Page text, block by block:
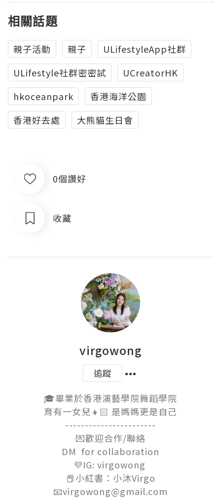
相關話題
親子活動 親子
ULifestyleApp社群
ULifestyle社群密密試
UCreatorHK
hkoceanpark
香港海洋公園
香港好去處
大熊貓生日會
0個讚好
收藏
virgowong
追蹤
🎓畢業於香港演藝學院舞蹈學院
育有一女兒👧🏻 是媽媽更是自己
-----------------------
💌歡迎合作/聯絡
DM  for collaboration
💜IG: virgowong
📕小紅書：小沐Virgo
📧virgowong@gmail.com